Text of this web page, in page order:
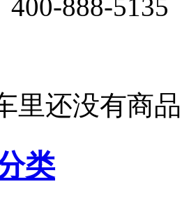
400-888-5135
里还没有商
类